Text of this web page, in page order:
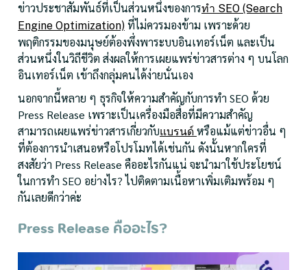
ข่าวประชาสัมพันธ์ที่เป็นส่วนหนึ่งของการทำ SEO (Search
Engine Optimization) ที่ไม่ควรมองข้าม เพราะด้วย
พฤติกรรมของมนุษย์ต้องพึ่งพาระบบอินเทอร์เน็ต และเป็น
ส่วนหนึ่งในวิถีชีวิต ส่งผลให้การเผยแพร่ข่าวสารต่าง ๆ บนโลก
อินเทอร์เน็ต เข้าถึงกลุ่มคนได้ง่ายนั่นเอง
นอกจากนี้หลาย ๆ ธุรกิจให้ความสำคัญกับการทำ SEO ด้วย
Press Release เพราะเป็นเครื่องมือสื่อที่มีความสำคัญ
สามารถเผยแพร่ข่าวสารเกี่ยวกับแบรนด์ หรือแม้แต่ข่าวอื่น ๆ
ที่ต้องการนำเสนอหรือโปรโมทได้เช่นกัน ดังนั้นหากใครที่
สงสัยว่า Press Release คืออะไรกันแน่ จะนำมาใช้ประโยชน์
ในการทำ SEO อย่างไร? ไปติดตามเนื้อหาเพิ่มเติมพร้อม ๆ
กันเลยดีกว่าค่ะ
Press Release คืออะไร?